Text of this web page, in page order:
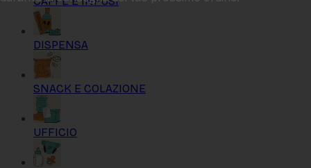
DISPENSA
SNACK E COLAZIONE
UFFICIO